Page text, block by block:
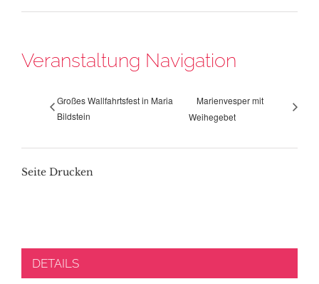
Veranstaltung Navigation
Großes Wallfahrtsfest in Maria
Bildstein
Marienvesper mit
Weihegebet
Seite Drucken
DETAILS